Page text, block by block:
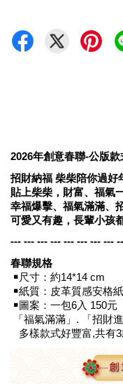
2026年創意春聯-公版款
招財納福 柴柴陪你過好
貼上柴柴，財富、福氣
幸福爆擊、福氣滿滿、
可愛又有趣，長輩小孩
--- --- --- --- --- --- --- ---
春聯規格
￭尺寸：約14*14 cm
￭紙質：皮革質感安格紙
￭圖案：一包6入 150元
「福氣滿滿」 . 「招財
多樣款式好豐富,共有3